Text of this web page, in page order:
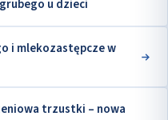
u dzieci
i mlekozastępcze w
trzustki – nowa